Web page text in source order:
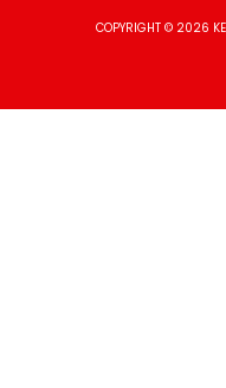
COPYRIGHT © 2026